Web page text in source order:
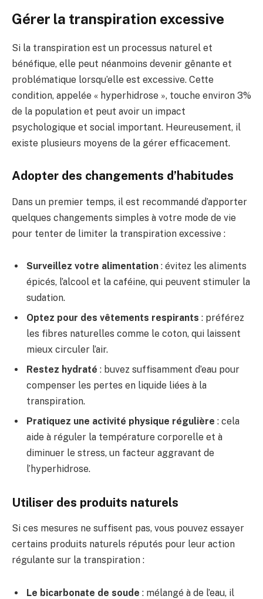
Gérer la transpiration excessive
Si la transpiration est un processus naturel et
bénéfique, elle peut néanmoins devenir gênante et
problématique lorsqu’elle est excessive. Cette
condition, appelée « hyperhidrose », touche environ 3%
de la population et peut avoir un impact
psychologique et social important. Heureusement, il
existe plusieurs moyens de la gérer efficacement.
Adopter des changements d’habitudes
Dans un premier temps, il est recommandé d’apporter
quelques changements simples à votre mode de vie
pour tenter de limiter la transpiration excessive :
Surveillez votre alimentation : évitez les aliments
épicés, l’alcool et la caféine, qui peuvent stimuler la
sudation.
Optez pour des vêtements respirants : préférez
les fibres naturelles comme le coton, qui laissent
mieux circuler l’air.
Restez hydraté : buvez suffisamment d’eau pour
compenser les pertes en liquide liées à la
transpiration.
Pratiquez une activité physique régulière : cela
aide à réguler la température corporelle et à
diminuer le stress, un facteur aggravant de
l’hyperhidrose.
Utiliser des produits naturels
Si ces mesures ne suffisent pas, vous pouvez essayer
certains produits naturels réputés pour leur action
régulante sur la transpiration :
Le bicarbonate de soude : mélangé à de l’eau, il